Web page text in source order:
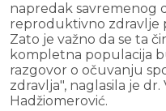
napredak savremenog
reproduktivno zdravlje
Zato je važno da se ta
kompletna populacija
razgovor o očuvanju
zdravlja", naglasila je dr.
Hadžiomerović.